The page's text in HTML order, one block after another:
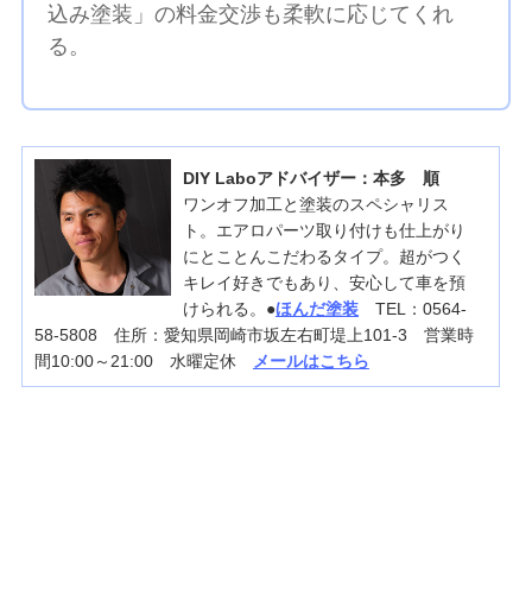
込み塗装」の料金交渉も柔軟に応じてくれ
る。
DIY Laboアドバイザー：本多 順
ワンオフ加工と塗装のスペシャリス
ト。エアロパーツ取り付けも仕上がり
にとことんこだわるタイプ。超がつく
キレイ好きでもあり、安心して車を預
けられる。●ほんだ塗装TEL：0564-
58-5808 住所：愛知県岡崎市坂左右町堤上101-3 営業時
間10:00～21:00 水曜定休 メールはこちら